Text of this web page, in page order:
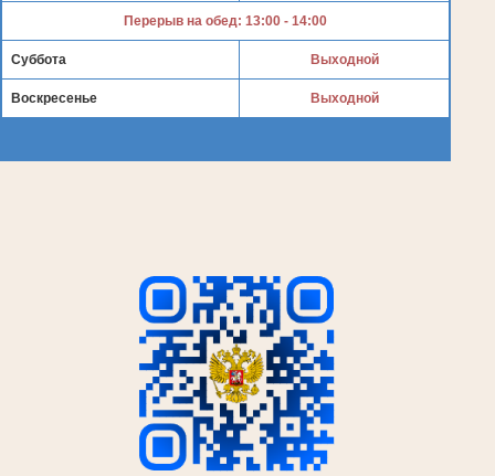
Перерыв на обед: 13:00 - 14:00
Суббота Выходной
Воскресенье Выходной